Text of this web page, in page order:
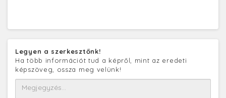
Legyen a szerkesztőnk!
Ha több információt tud a képről, mint az eredeti
képszöveg, ossza meg velünk!